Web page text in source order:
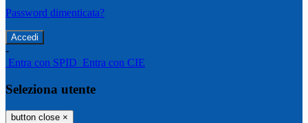
Password dimenticata?
-
Entra con SPID Entra con CIE
Seleziona utente
button close ×